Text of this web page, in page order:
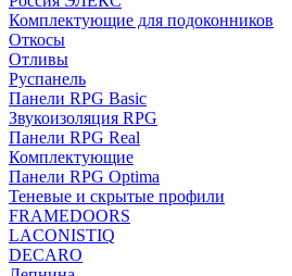
Комплектующие для подоконников
Откосы
Отливы
Руспанель
Панели RPG Basic
Звукоизоляция RPG
Панели RPG Real
Комплектующие
Панели RPG Optima
Теневые и скрытые профили
FRAMEDOORS
LACONISTIQ
DECARO